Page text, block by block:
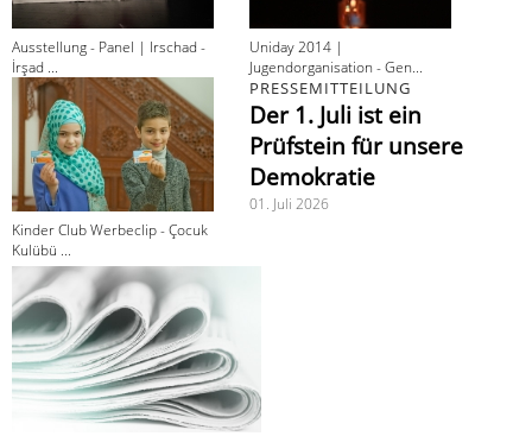
Ausstellung - Panel | Irschad -
İrşad ...
Uniday 2014 |
Jugendorganisation - Gen...
Kinder Club Werbeclip - Çocuk
Kulübü ...
PRESSEMITTEILUNG
Der 1. Juli ist ein
Prüfstein für unsere
Demokratie
01. Juli 2026